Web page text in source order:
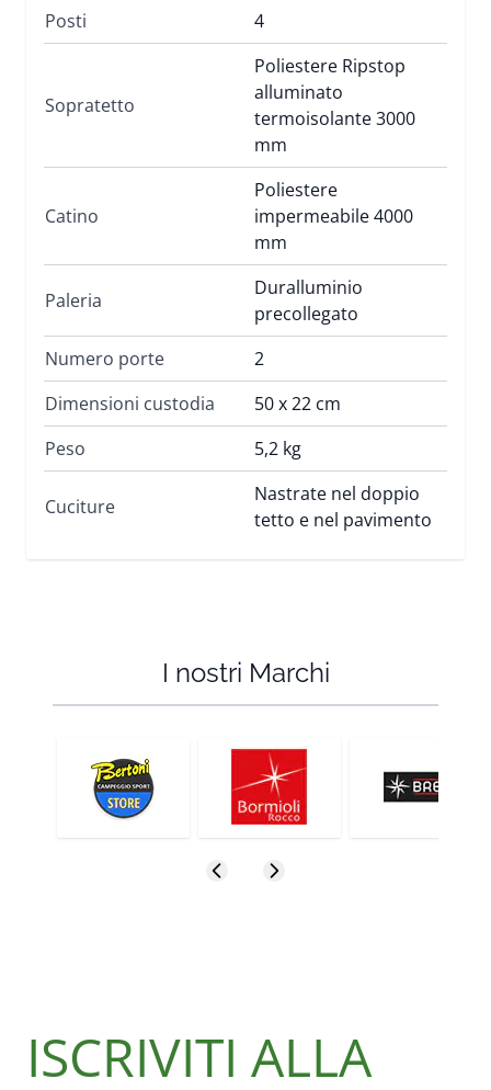
Posti 4
Sopratetto
Poliestere Ripstop
alluminato
termoisolante 3000
mm
Catino
Poliestere
impermeabile 4000
mm
Paleria
Duralluminio
precollegato
Numero porte
2
Dimensioni custodia
50 x 22 cm
Peso
5,2 kg
Cuciture
Nastrate nel doppio
tetto e nel pavimento
I nostri Marchi
ISCRIVITI ALLA